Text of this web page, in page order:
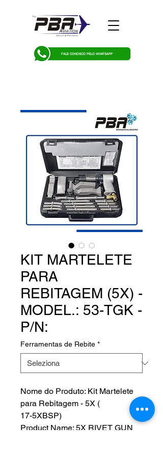
FALE CONOSCO PELO WHATSAPP
KIT MARTELETE
PARA
REBITAGEM (5X) -
MODEL.: 53-TGK -
P/N:
Ferramentas de Rebite *
Nome do Produto: Kit Martelete
para Rebitagem - 5X (
17-5XBSP)
Product Name: 5X RIVET GUN